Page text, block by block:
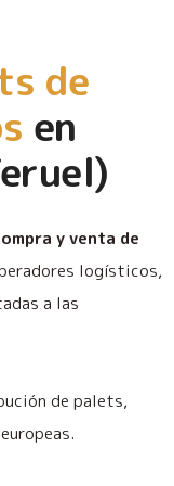
de
en
y venta de
logísticos,
a las
de palets,